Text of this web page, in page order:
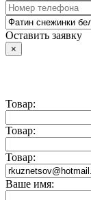
Оставить заявку
×
Товар:
Товар:
Товар:
Ваше имя: